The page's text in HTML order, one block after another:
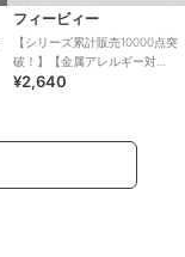
フィービィー
【シリーズ累計販売10000点突
破！】【金属アレルギー対
応】ミニフープピアス サー
¥2,640